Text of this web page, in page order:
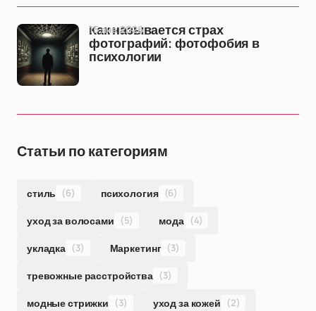
Как называется страх
фотографий: фотофобия в
психологии
15 янв 2026
Статьи по категориям
стиль (6) психология (6)
уход за волосами (5) мода (4)
укладка (3) Маркетинг (3)
тревожные расстройства (3)
модные стрижки (3) уход за кожей (2)